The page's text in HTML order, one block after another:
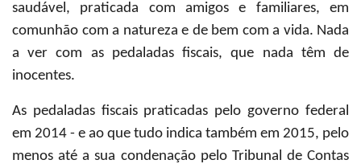
saudável, praticada com amigos e familiares, em
comunhão com a natureza e de bem com a vida. Nada
a ver com as pedaladas fiscais, que nada têm de
inocentes.
As pedaladas fiscais praticadas pelo governo federal
em 2014 - e ao que tudo indica também em 2015, pelo
menos até a sua condenação pelo Tribunal de Contas